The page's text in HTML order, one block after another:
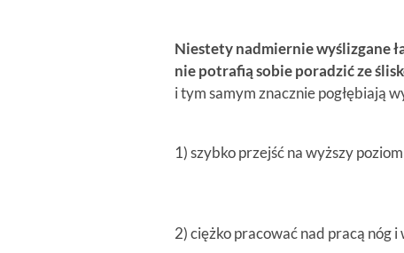
Niestety nadmiernie wyślizgane
nie potrafią sobie poradzić ze
i tym samym znacznie pogłębiają
1) szybko przejść na wyższy
2) ciężko pracować nad pracą nóg